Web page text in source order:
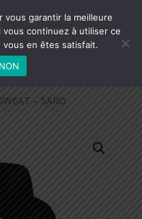
DÉPLIER
NAVIGATION
– SARO
vous garantir la meilleure
continuez à utiliser ce
en êtes satisfait.
NON